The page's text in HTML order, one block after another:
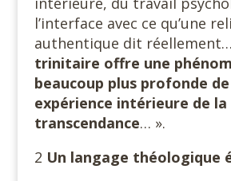
l’interface avec ce qu’une
authentique dit réellement…
trinitaire offre une
beaucoup plus profonde
expérience intérieure de la
transcendance… ».
2 Un langage théologique